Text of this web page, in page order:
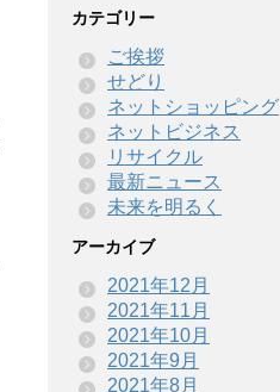
カテゴリー
ご挨拶
せどり
ネットショッピング
ネットビジネス
リサイクル
最新ニュース
未来を明るく
アーカイブ
2021年12月
2021年11月
2021年10月
2021年9月
2021年8月